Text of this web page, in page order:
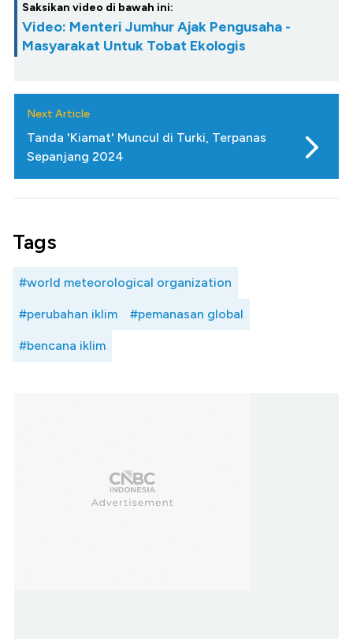
Saksikan video di bawah ini:
Video: Menteri Jumhur Ajak Pengusaha -
Masyarakat Untuk Tobat Ekologis
Next Article
Tanda 'Kiamat' Muncul di Turki, Terpanas
Sepanjang 2024
Tags
#world meteorological organization
#perubahan iklim #pemanasan global
#bencana iklim